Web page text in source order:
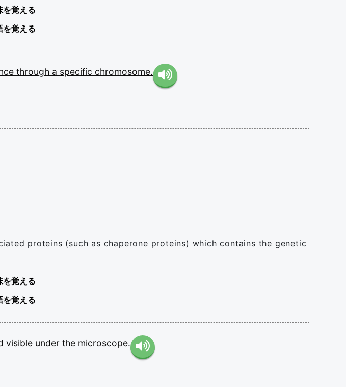
を覚える
を覚える
through a specific chromosome.
proteins (such as chaperone proteins) which contains the genetic
を覚える
を覚える
visible under the microscope.